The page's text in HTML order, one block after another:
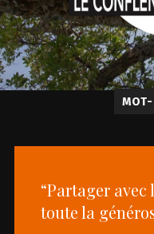
MOT-
“Partager
toute la